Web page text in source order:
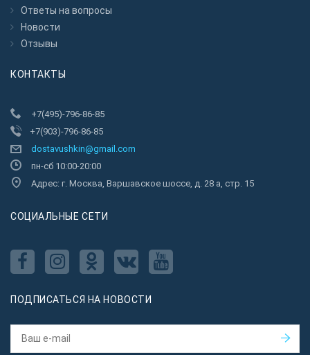
Ответы на вопросы
Новости
Отзывы
КОНТАКТЫ
+7(495)-796-86-85
+7(903)-796-86-85
dostavushkin@gmail.com
пн-сб 10:00-20:00
Адрес: г. Москва, Варшавское шоссе, д. 28 а, стр. 15
CОЦИАЛЬНЫЕ СЕТИ
ПОДПИСАТЬСЯ НА НОВОСТИ